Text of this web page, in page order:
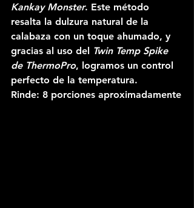
Kankay Monster. Este método
resalta la dulzura natural de la
calabaza con un toque ahumado, y
gracias al uso del Twin Temp Spike
de ThermoPro, logramos un control
perfecto de la temperatura.
Rinde: 8 porciones aproximadamente